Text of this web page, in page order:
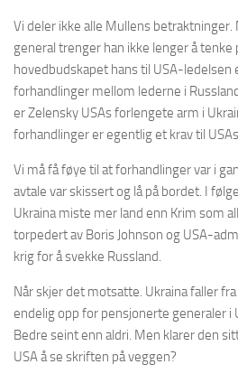
Vi deler ikke alle Mullens
general trenger han ikke lenger å tenke
hovedbudskapet hans til USA-ledelsen
forhandlinger mellom lederne i
er Zelensky USAs forlengete arm i
forhandlinger er egentlig et krav til
Vi må få føye til at forhandlinger var i
avtale var skissert og lå på bordet. I
Ukraina miste mer land enn Krim som
torpedert av Boris Johnson og USA-
krig for å svekke Russland.
Når skjer det motsatte. Ukraina faller
endelig opp for pensjonerte generaler i
Bedre seint enn aldri. Men klarer den
USA å se skriften på veggen?